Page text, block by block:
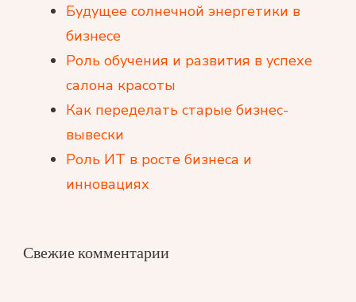
Будущее солнечной энергетики в
бизнесе
Роль обучения и развития в успехе
салона красоты
Как переделать старые бизнес-
вывески
Роль ИТ в росте бизнеса и
инновациях
Свежие комментарии